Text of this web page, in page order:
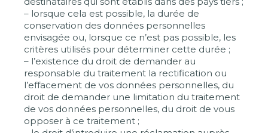
– lorsque cela est possible, la durée de
conservation des données personnelles
envisagée ou, lorsque ce n’est pas possible, les
critères utilisés pour déterminer cette durée ;
– l’existence du droit de demander au
responsable du traitement la rectification ou
l’effacement de vos données personnelles, du
droit de demander une limitation du traitement
de vos données personnelles, du droit de vous
opposer à ce traitement ;